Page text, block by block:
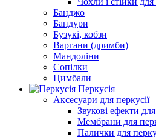
Банджо
Бандури
Бузукі, кобзи
Варгани (дримби)
Мандоліни
Сопілки
Цимбали
Перкусія
Аксесуари для перкусії
Звукові ефекти для
Мембрани для
Палички для